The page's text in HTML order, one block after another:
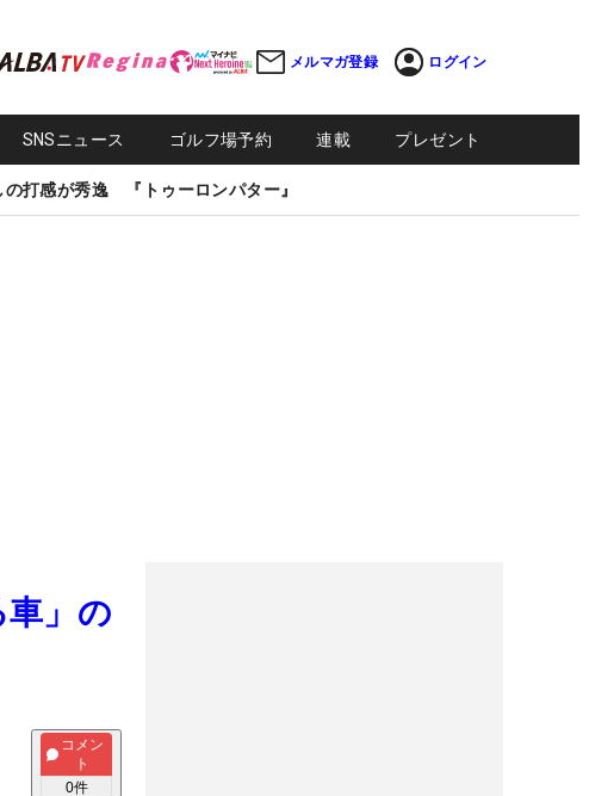
メルマガ登録 ログイン
SNSニュース ゴルフ場予約 連載 プレゼント
の打感が秀逸 『トゥーロンパター』
」の
コメン
ト
0件